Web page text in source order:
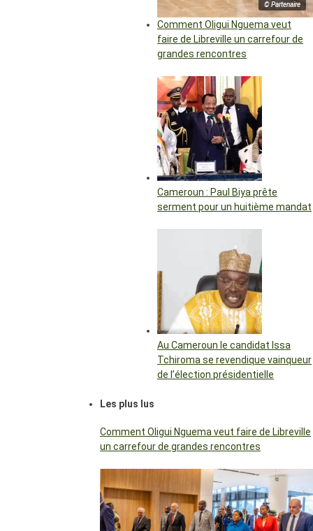
© Partenaire
Comment Oligui Nguema veut
faire de Libreville un carrefour de
grandes rencontres
Cameroun : Paul Biya prête
serment pour un huitième mandat
Au Cameroun le candidat Issa
Tchiroma se revendique vainqueur
de l’élection présidentielle
Les plus lus
Comment Oligui Nguema veut faire de Libreville
un carrefour de grandes rencontres